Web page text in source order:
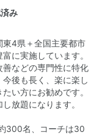
み
東4県＋全国主要都市
に実施しています。
などの専門性に特化
後も長く、楽に楽し
い方にお勧めです。
放題になります。
300名、コーチは30